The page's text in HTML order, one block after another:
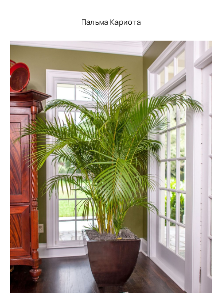
Пальма Кариота